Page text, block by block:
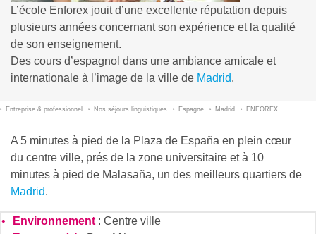
L’école Enforex jouit d’une excellente réputation depuis
plusieurs années concernant son expérience et la qualité
de son enseignement.
Des cours d’espagnol dans une ambiance amicale et
internationale à l’image de la ville de Madrid.
Entreprise & professionnel Nos séjours linguistiques Espagne Madrid ENFOREX
A 5 minutes à pied de la Plaza de España en plein cœur
du centre ville, prés de la zone universitaire et à 10
minutes à pied de Malasaña, un des meilleurs quartiers de
Madrid.
Environnement: Centre ville